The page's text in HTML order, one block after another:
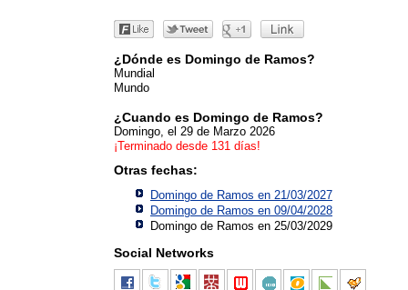
¿Dónde es Domingo de Ramos?
Mundial
Mundo
¿Cuando es Domingo de Ramos?
Domingo, el 29 de Marzo 2026
¡Terminado desde 131 días!
Otras fechas:
Domingo de Ramos en 21/03/2027
Domingo de Ramos en 09/04/2028
Domingo de Ramos en 25/03/2029
Social Networks